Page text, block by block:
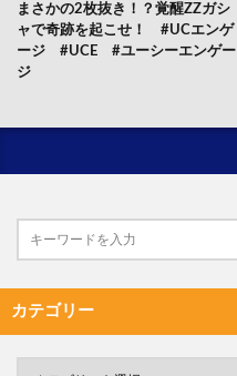
まさかの2枚抜き！？覚醒ZZガシ
ャで奇跡を起こせ！ #UCエンゲ
ージ #UCE #ユーシーエンゲー
ジ
カテゴリー